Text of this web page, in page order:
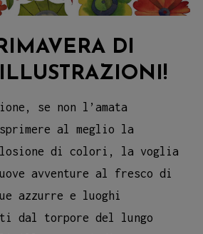
DI
se non l’amata
al meglio la
di colori, la voglia
avventure al fresco di
azzurre e luoghi
dal torpore del lungo